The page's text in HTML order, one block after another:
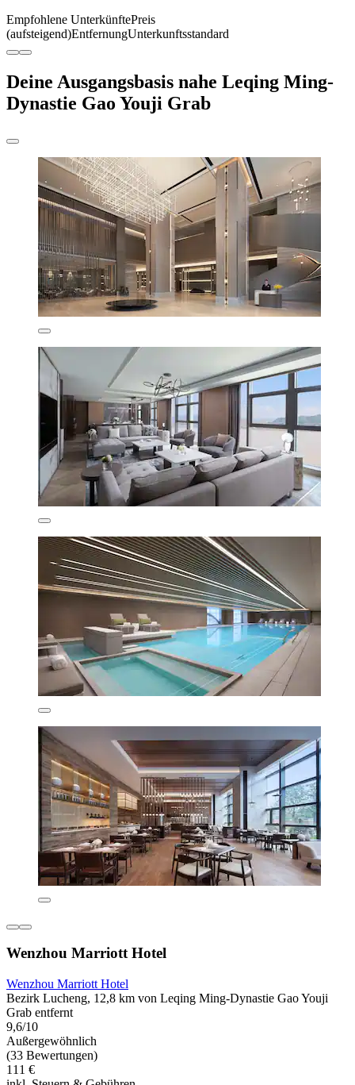
Empfohlene UnterkünftePreis
(aufsteigend)EntfernungUnterkunftsstandard
Deine Ausgangsbasis nahe Leqing Ming-
Dynastie Gao Youji Grab
Wenzhou Marriott Hotel
Wenzhou Marriott Hotel
Bezirk Lucheng, 12,8 km von Leqing Ming-Dynastie Gao Youji
Grab entfernt
9,6/10
Außergewöhnlich
(33 Bewertungen)
111 €